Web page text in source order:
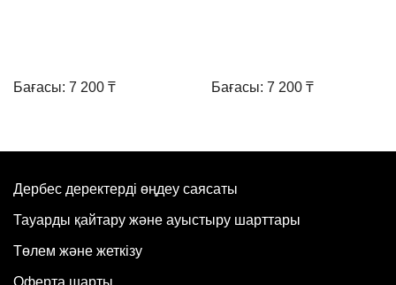
Бағасы: 7 200 ₸ Бағасы: 7 200 ₸
Дербес деректерді өңдеу саясаты
Тауарды қайтару және ауыстыру шарттары
Төлем және жеткізу